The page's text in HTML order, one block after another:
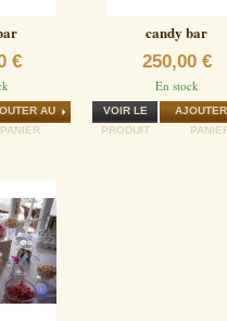
€
AU
PANIER
candy bar
250,00 €
En stock
VOIR LE
PRODUIT